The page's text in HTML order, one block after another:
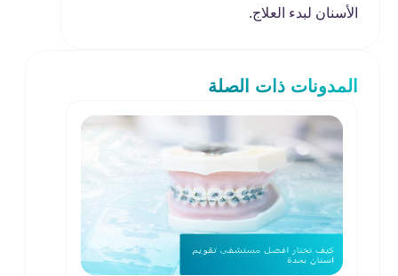
الأسنان لبدء العلاج.
المدونات ذات الصلة